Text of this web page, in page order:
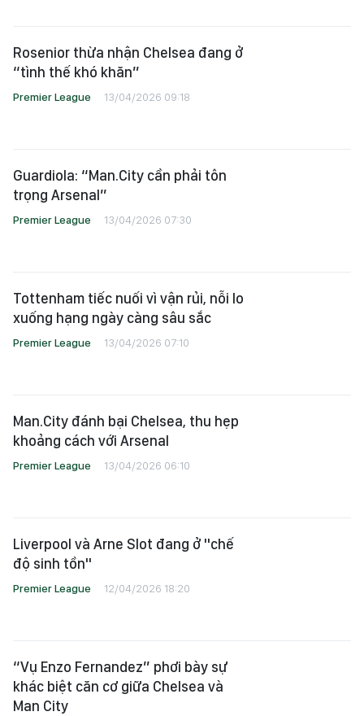
Rosenior thừa nhận Chelsea đang ở
“tình thế khó khăn”
Premier League 13/04/2026 09:18
Guardiola: “Man.City cần phải tôn
trọng Arsenal”
Premier League 13/04/2026 07:30
Tottenham tiếc nuối vì vận rủi, nỗi lo
xuống hạng ngày càng sâu sắc
Premier League 13/04/2026 07:10
Man.City đánh bại Chelsea, thu hẹp
khoảng cách với Arsenal
Premier League 13/04/2026 06:10
Liverpool và Arne Slot đang ở "chế
độ sinh tồn"
Premier League 12/04/2026 18:20
“Vụ Enzo Fernandez” phơi bày sự
khác biệt căn cơ giữa Chelsea và
Man City